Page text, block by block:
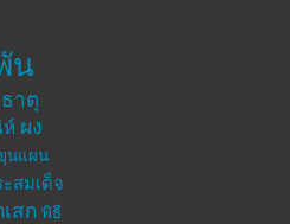
น
ธาตุ
ผง
นแผน
สมเด็จ
สก พิธี